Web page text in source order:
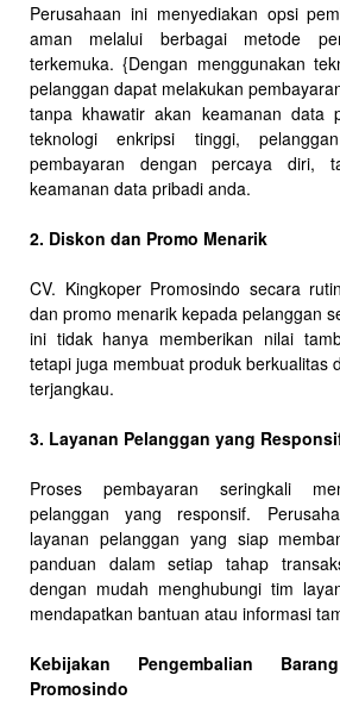
Perusahaan ini menyediakan opsi
aman melalui berbagai metode
terkemuka. {Dengan menggunakan
pelanggan dapat melakukan
tanpa khawatir akan keamanan data
teknologi enkripsi tinggi,
pembayaran dengan percaya diri,
keamanan data pribadi anda.
2. Diskon dan Promo Menarik
CV. Kingkoper Promosindo secara
dan promo menarik kepada pelanggan
ini tidak hanya memberikan nilai
tetapi juga membuat produk berkualitas
terjangkau.
3. Layanan Pelanggan yang
Proses pembayaran seringkali
pelanggan yang responsif.
layanan pelanggan yang siap
panduan dalam setiap tahap
dengan mudah menghubungi tim
mendapatkan bantuan atau informasi
Kebijakan Pengembalian
Promosindo